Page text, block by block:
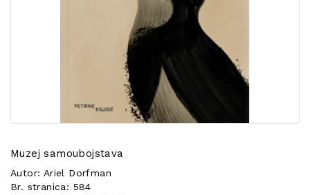
Muzej samoubojstava
Autor: Ariel Dorfman
Br. stranica: 584